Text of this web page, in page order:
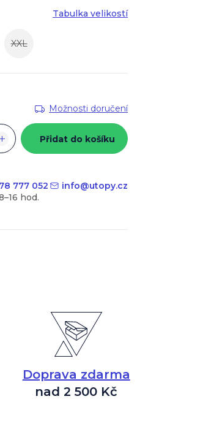
Tabulka velikostí
XXL
Možnosti doručení
+ Přidat do košíku
777 052 info@utopy.cz
Doprava zdarma
nad 2 500 Kč